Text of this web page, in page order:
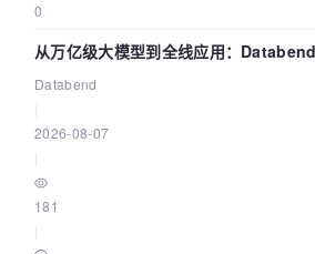
0
从万亿级大模型到全线应用：
企业构建全链路 Trace 数据管道
Databend
2026-08-07
181